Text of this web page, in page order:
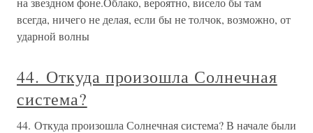
всегда, ничего не делая, если бы не толчок, возможно, от
ударной волны
44. Откуда произошла Солнечная
система?
44. Откуда произошла Солнечная система? В начале были